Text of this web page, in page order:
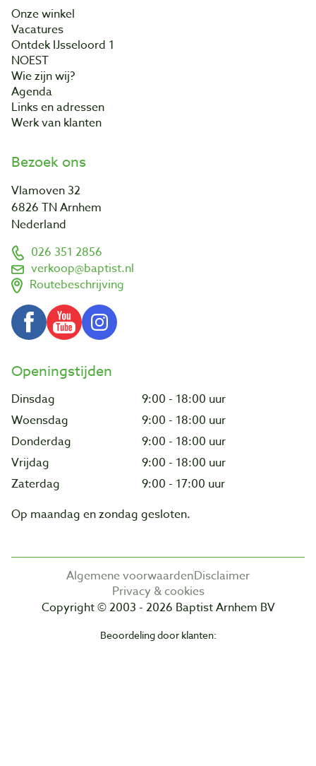
Onze winkel
Vacatures
Ontdek IJsseloord 1
NOEST
Wie zijn wij?
Agenda
Links en adressen
Werk van klanten
Bezoek ons
Vlamoven 32
6826 TN Arnhem
Nederland
026 351 2856
verkoop@baptist.nl
Routebeschrijving
Openingstijden
Dinsdag
9:00 - 18:00 uur
Woensdag
9:00 - 18:00 uur
Donderdag
9:00 - 18:00 uur
Vrijdag
9:00 - 18:00 uur
Zaterdag
9:00 - 17:00 uur
Op maandag en zondag gesloten.
Algemene voorwaardenDisclaimer
Privacy & cookies
Copyright © 2003 - 2026 Baptist Arnhem BV
Beoordeling door klanten: